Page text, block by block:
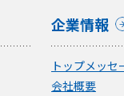
企業情報
トップメッセ
会社概要